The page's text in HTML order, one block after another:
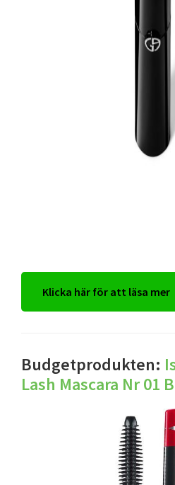
Klicka här för att läsa mer
Budgetprodukten:
Lash Mascara Nr 01